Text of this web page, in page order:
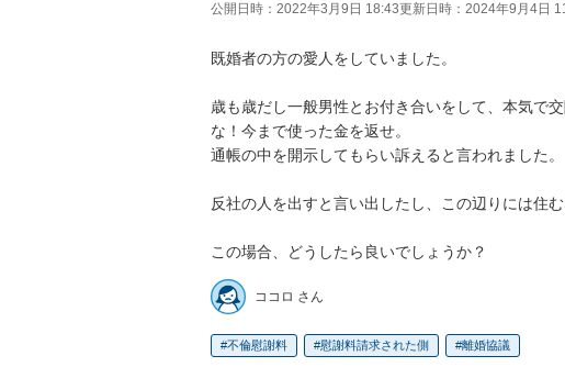
公開日時： 2022年3月9日 18:43更新日時： 2024年9月4日
既婚者の方の愛人をしていました。
歳も歳だし一般男性とお付き合いをして、本気で
な！今まで使った金を返せ。
通帳の中を開示してもらい訴えると言われました。
反社の人を出すと言い出したし、この辺りには住む
この場合、どうしたら良いでしょうか？
ココロ さん
不倫慰謝料 慰謝料請求された側 離婚協議